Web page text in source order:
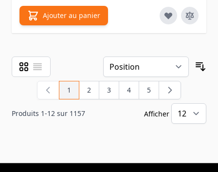
Ajouter au panier
Afficher en
GrilleListe
Produits 1-12 sur 1157
Vous lisez actuellement la page
1 Page
2 Page
3 Page
4 Page
5
Afficher